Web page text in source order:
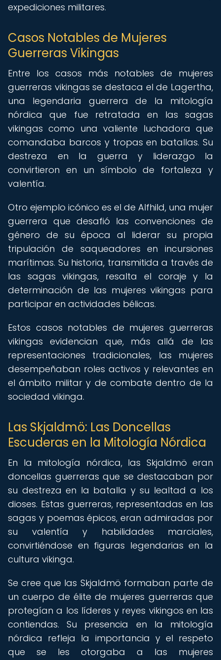
expediciones militares.
Casos Notables de Mujeres
Guerreras Vikingas
Entre los casos más notables de mujeres
guerreras vikingas se destaca el de Lagertha,
una legendaria guerrera de la mitología
nórdica que fue retratada en las sagas
vikingas como una valiente luchadora que
comandaba barcos y tropas en batallas. Su
destreza en la guerra y liderazgo la
convirtieron en un símbolo de fortaleza y
valentía.
Otro ejemplo icónico es el de Alfhild, una mujer
guerrera que desafió las convenciones de
género de su época al liderar su propia
tripulación de saqueadores en incursiones
marítimas. Su historia, transmitida a través de
las sagas vikingas, resalta el coraje y la
determinación de las mujeres vikingas para
participar en actividades bélicas.
Estos casos notables de mujeres guerreras
vikingas evidencian que, más allá de las
representaciones tradicionales, las mujeres
desempeñaban roles activos y relevantes en
el ámbito militar y de combate dentro de la
sociedad vikinga.
Las Skjaldmö: Las Doncellas
Escuderas en la Mitología Nórdica
En la mitología nórdica, las Skjaldmö eran
doncellas guerreras que se destacaban por
su destreza en la batalla y su lealtad a los
dioses. Estas guerreras, representadas en las
sagas y poemas épicos, eran admiradas por
su valentía y habilidades marciales,
convirtiéndose en figuras legendarias en la
cultura vikinga.
Se cree que las Skjaldmö formaban parte de
un cuerpo de élite de mujeres guerreras que
protegían a los líderes y reyes vikingos en las
contiendas. Su presencia en la mitología
nórdica refleja la importancia y el respeto
que se les otorgaba a las mujeres